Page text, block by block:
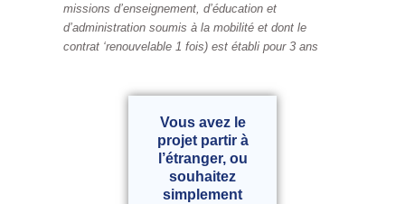
missions d’enseignement, d’éducation et
d’administration soumis à la mobilité et dont le
contrat ‘renouvelable 1 fois) est établi pour 3 ans
Vous avez le
projet partir à
l’étranger, ou
souhaitez
simplement